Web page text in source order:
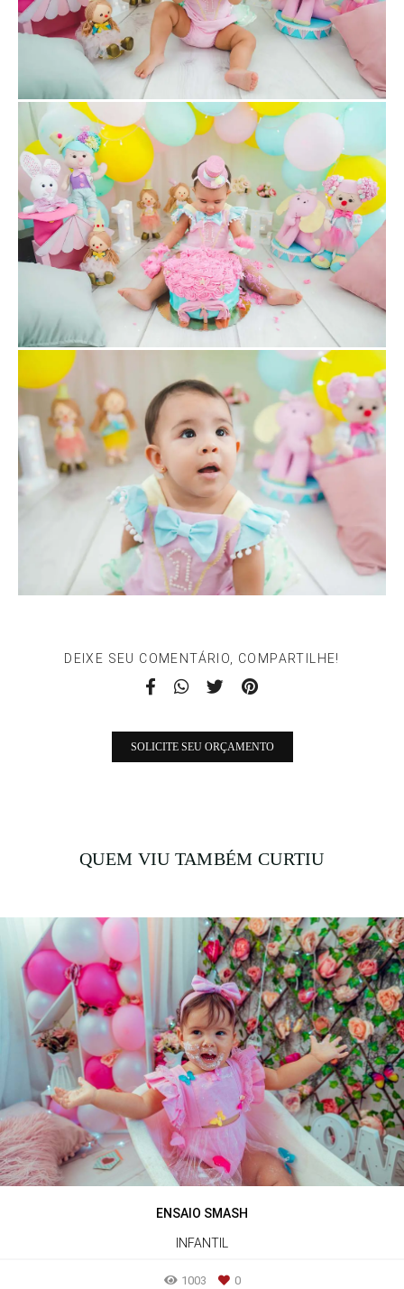
DEIXE SEU COMENTÁRIO, COMPARTILHE!
SOLICITE SEU ORÇAMENTO
QUEM VIU TAMBÉM CURTIU
ENSAIO SMASH
INFANTIL
1003 0